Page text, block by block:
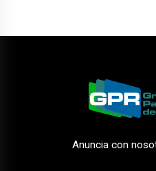
Anuncia con